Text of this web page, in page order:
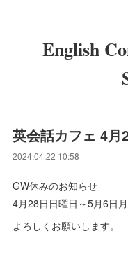
English
英会話カフェ 4月
2024.04.22 10:58
GW休みのお知らせ
4月28日日曜日～5月6日
よろしくお願いします。